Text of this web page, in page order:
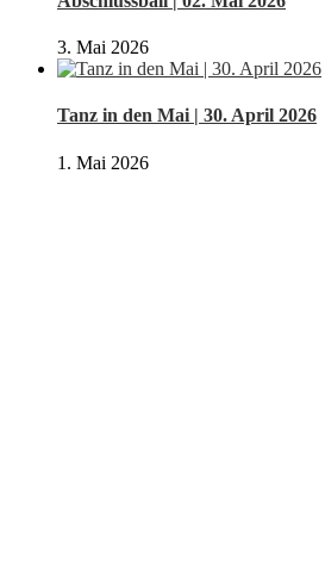
3. Mai 2026
Tanz in den Mai | 30. April 2026
1. Mai 2026